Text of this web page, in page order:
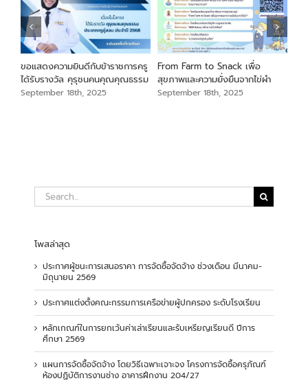
ขอแสดงความยินดีกับข้าราชการครู
ได้รับรางวัล คุรุชนคนคุณคุณธรรม
September 18th, 2025
From Farm to Snack เพื่อ
สุขภาพและความยั่งยืนจากไข่ผำ
September 18th, 2025
Search
for:
โพสล่าสุด
ประกาศผู้ชนะการเสนอราคา การจัดซื้อจัดจ้าง ช่วงเดือน มีนาคม-
มิถุนายน 2569
ประกาศแต่งตั้งคณะกรรมการเครือข่ายผู้ปกครอง ระดับโรงเรียน
หลักเกณฑ์ในการยกเว้นค่าเล่าเรียนและรับเหรียญเรียนดี ปีการ
ศึกษา 2569
แผนการจัดซื้อจัดจ้าง โดยวิธีเฉพาะเจาะจง โครงการจัดซื้อครุภัณฑ์
ห้องปฏิบัติการงานช่าง อาคารฝึกงาน 204/27